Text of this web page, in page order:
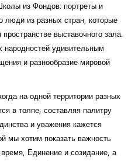
из Фондов: портреты и
люди из разных стран, которые
выставочного зала.
народностей удивительным
и разнообразие мировой
на одной территории разных
в толпе, составляя палитру
и уважения кажется
мы хотим показать важность
Единение и созидание, а